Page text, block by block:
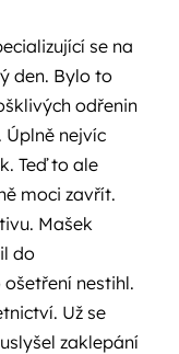
se na
den. Bylo to
odřenin
nejvíc
Teď to ale
moci zavřít.
Mašek
do
nestihl.
Už se
zaklepání